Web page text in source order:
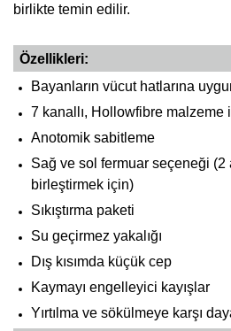
birlikte temin edilir.
Özellikleri:
Bayanların vücut hatlarına
7 kanallı, Hollowfibre malzeme
Anotomik sabitleme
Sağ ve sol fermuar seçeneği (2
birleştirmek için)
Sıkıştırma paketi
Su geçirmez yakalığı
Dış kısımda küçük cep
Kaymayı engelleyici kayışlar
Yırtılma ve sökülmeye karşı